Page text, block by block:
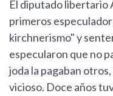
El diputado libertario
primeros
kirchnerismo" y
especularon que no
joda la pagaban
vicioso. Doce años